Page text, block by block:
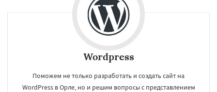
Wordpress
Поможем не только разработать и создать сайт на
WordPress в Орле, но и решим вопросы с представлением